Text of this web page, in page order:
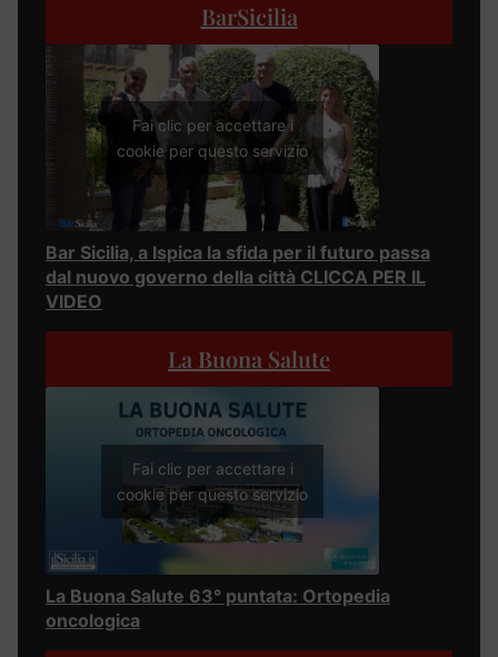
BarSicilia
Fai clic per accettare i
cookie per questo servizio
Bar Sicilia, a Ispica la sfida per il futuro passa
dal nuovo governo della città CLICCA PER IL
VIDEO
La Buona Salute
Fai clic per accettare i
cookie per questo servizio
La Buona Salute 63° puntata: Ortopedia
oncologica